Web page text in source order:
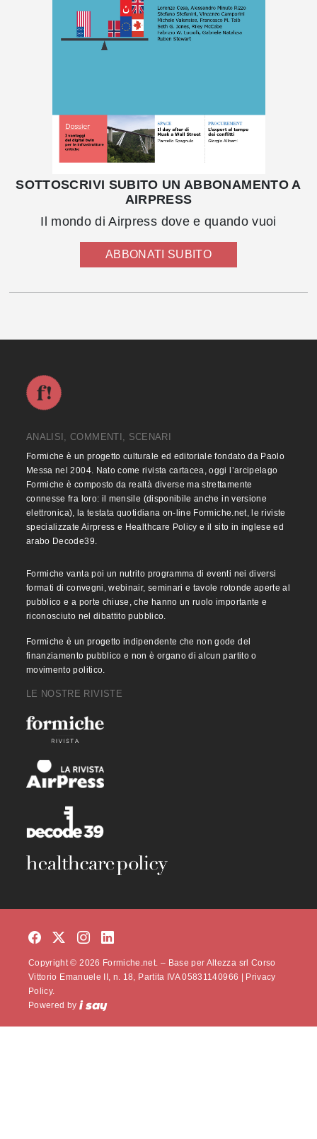
SOTTOSCRIVI SUBITO UN ABBONAMENTO A
AIRPRESS
Il mondo di Airpress dove e quando vuoi
ABBONATI SUBITO
ANALISI, COMMENTI, SCENARI
Formiche è un progetto culturale ed editoriale fondato da Paolo
Messa nel 2004. Nato come rivista cartacea, oggi l’arcipelago
Formiche è composto da realtà diverse ma strettamente
connesse fra loro: il mensile (disponibile anche in versione
elettronica), la testata quotidiana on-line Formiche.net, le riviste
specializzate Airpress e Healthcare Policy e il sito in inglese ed
arabo Decode39.
Formiche vanta poi un nutrito programma di eventi nei diversi
formati di convegni, webinair, seminari e tavole rotonde aperte al
pubblico e a porte chiuse, che hanno un ruolo importante e
riconosciuto nel dibattito pubblico.
Formiche è un progetto indipendente che non gode del
finanziamento pubblico e non è organo di alcun partito o
movimento politico.
LE NOSTRE RIVISTE
Copyright © 2026 Formiche.net. – Base per Altezza srl Corso
Vittorio Emanuele II, n. 18, Partita IVA 05831140966 |
Privacy
Policy.
Powered by